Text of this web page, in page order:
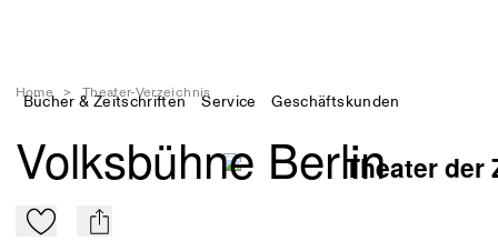
Bücher & Zeitschriften Service Geschäftskunden
Home > Theater-Verzeichnis
Volksbühne Berlin
Zu Mein-TdZ hinzufügen
mail